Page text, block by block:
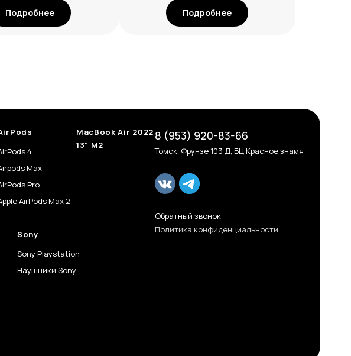
Подробнее Подробнее
4
Max
Pro
AirPods Max 2
MacBook Air 2022
13" M2
Sony
Sony Playstation
Наушники Sony
8 (953) 920-83-66
Томск, Фрунзе 103 Д, БЦ Красное знамя
Обратный звонок
Политика конфиденциальности